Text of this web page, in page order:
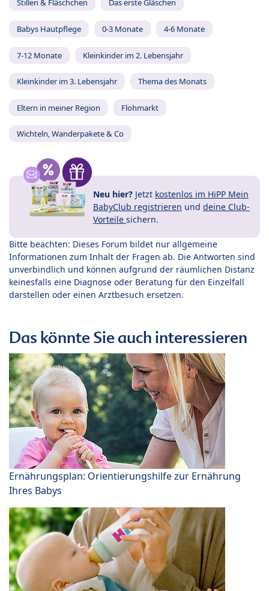
Stillen & Fläschchen Das erste Gläschen
Babys Hautpflege 0-3 Monate 4-6 Monate
7-12 Monate Kleinkinder im 2. Lebensjahr
Kleinkinder im 3. Lebensjahr Thema des Monats
Eltern in meiner Region Flohmarkt
Wichteln, Wanderpakete & Co
Neu hier? Jetzt kostenlos im HiPP Mein
BabyClub registrieren und deine Club-
Vorteile sichern.
Bitte beachten: Dieses Forum bildet nur allgemeine
Informationen zum Inhalt der Fragen ab. Die Antworten sind
unverbindlich und können aufgrund der räumlichen Distanz
keinesfalls eine Diagnose oder Beratung für den Einzelfall
darstellen oder einen Arztbesuch ersetzen.
Das könnte Sie auch interessieren
Ernährungsplan: Orientierungshilfe zur Ernährung
Ihres Babys